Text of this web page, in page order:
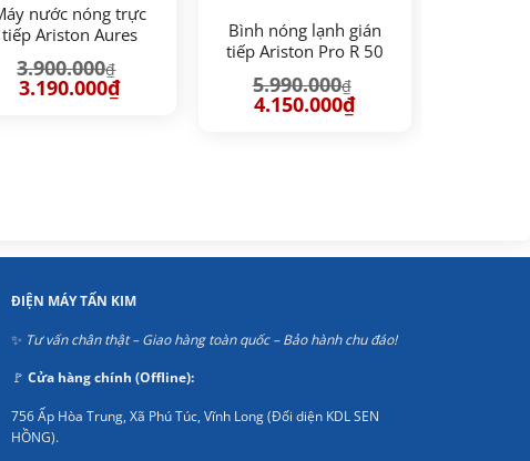
nước nóng trực
tiếp Ariston Aures
3.900.000₫
Giá
gốc
3.190.000₫Giá
Bình nóng lạnh gián
tiếp Ariston Pro R 50
5.990.000₫
Giá
gốc
4.150.000₫Giá
ĐIỆN MÁY TẤN KIM
✨ Tư vấn chân thật – Giao hàng toàn quốc – Bảo hành chu đáo!
🚩 Cửa hàng chính (Offline):
756 Ấp Hòa Trung, Xã Phú Túc, Vĩnh Long (Đối diện KDL SEN
HỒNG).